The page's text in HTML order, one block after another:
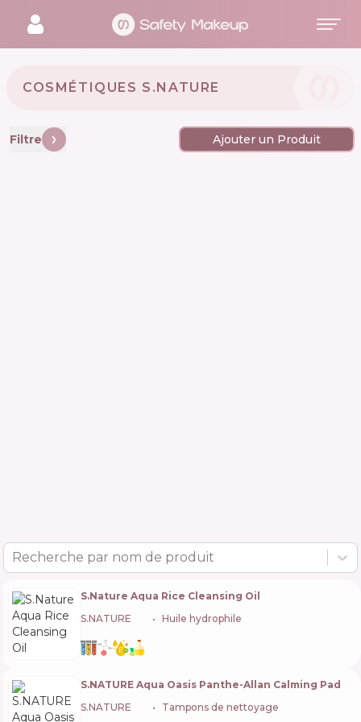
COSMÉTIQUES S.NATURE 🇰🇷
Filtre Ajouter un Produit
Recherche par nom de produit
S.Nature Aqua Rice Cleansing Oil
S.NATURE
Huile hydrophile
S.NATURE Aqua Oasis Panthe-Allan Calming Pad
S.NATURE
Tampons de nettoyage